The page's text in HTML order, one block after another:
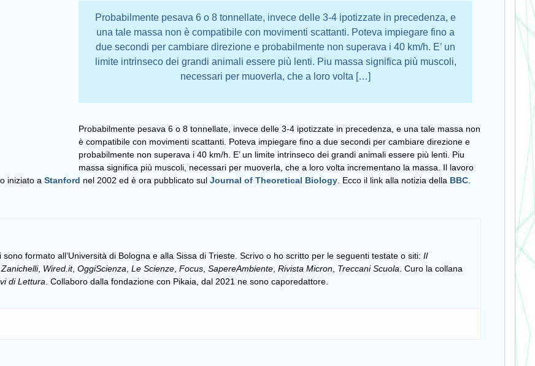
Probabilmente pesava 6 o 8 tonnellate, invece delle 3-4 ipotizzate in precedenza, e
una tale massa non è compatibile con movimenti scattanti. Poteva impiegare fino a
due secondi per cambiare direzione e probabilmente non superava i 40 km/h. E’ un
limite intrinseco dei grandi animali essere più lenti. Piu massa significa più muscoli,
necessari per muoverla, che a loro volta […]
Probabilmente pesava 6 o 8 tonnellate, invece delle 3-4 ipotizzate in precedenza, e una tale massa non
è compatibile con movimenti scattanti. Poteva impiegare fino a due secondi per cambiare direzione e
probabilmente non superava i 40 km/h. E’ un limite intrinseco dei grandi animali essere più lenti. Piu
massa significa più muscoli, necessari per muoverla, che a loro volta incrementano la massa. Il lavoro
iniziato a Stanford nel 2002 ed è ora pubblicato sul Journal of Theoretical Biology . Ecco il link alla notizia della BBC
formato all’Università di Bologna e alla Sissa di Trieste. Scrivo o ho scritto per le seguenti testate o siti: Il
, Wired.it, OggiScienza Le Scienze Focus SapereAmbiente Rivista Micron Treccani Scuola . Curo la collana
di Lettura . Collaboro dalla fondazione con Pikaia, dal 2021 ne sono caporedattore.